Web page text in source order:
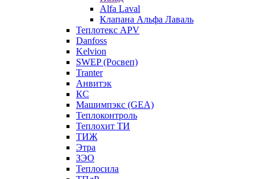
Alfa Laval
Клапана Альфа Лаваль
Теплотекс APV
Danfoss
Kelvion
SWEP (Росвеп)
Tranter
Анвитэк
КС
Машимпэкс (GEA)
Теплоконтроль
Теплохит ТИ
ТИЖ
Этра
ЗЭО
Теплосила